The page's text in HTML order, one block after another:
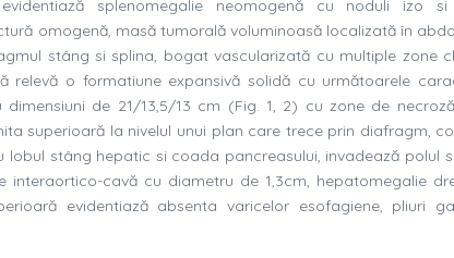
splenomegalie neomogenă cu noduli izo si
omogenă, masă tumorală voluminoasă localizată în
stâng si splina, bogat vascularizată cu multiple zone
relevă o formatiune expansivă solidă cu următoarele
de 21/13,5/13 cm (Fig. 1, 2) cu zone de
superioară la nivelul unui plan care trece prin diafragm,
lobul stâng hepatic si coada pancreasului, invadează polul
interaortico-cavă cu diametru de 1,3cm, hepatomegalie
evidentiază absenta varicelor esofagiene, pliuri